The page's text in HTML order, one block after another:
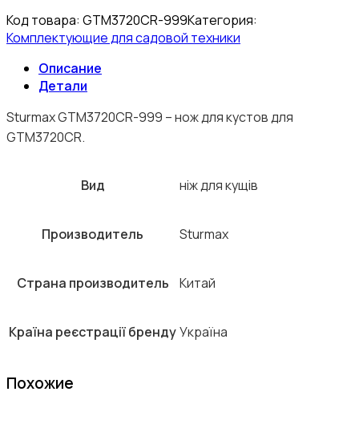
Код товара: GTM3720CR-999Категория:
Комплектующие для садовой техники
Описание
Детали
Sturmax GTM3720CR-999 – нож для кустов для
GTM3720CR.
Вид ніж для кущів
Производитель Sturmax
Страна производитель Китай
Країна реєстрації брендуУкраїна
Похожие